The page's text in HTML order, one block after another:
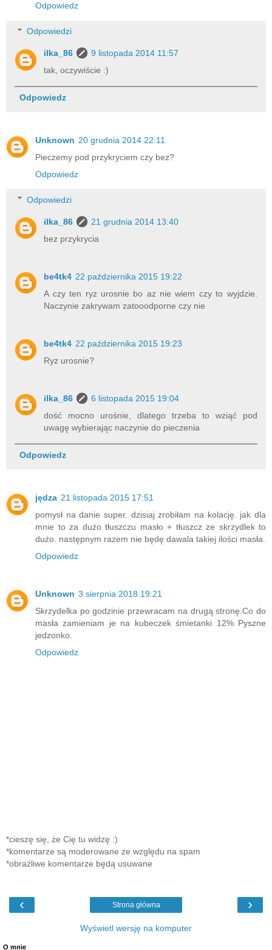
Odpowiedz
Odpowiedzi
ilka_86
9 listopada 2014 11:57
tak, oczywiście :)
Odpowiedz
Unknown 20 grudnia 2014 22:11
Pieczemy pod przykryciem czy bez?
Odpowiedz
Odpowiedzi
ilka_86
21 grudnia 2014 13:40
bez przykrycia
be4tk4 22 października 2015 19:22
A czy ten ryz urosnie bo az nie wiem czy to wyjdzie.
Naczynie zakrywam zatooodporne czy nie
be4tk4 22 października 2015 19:23
Ryz urosnie?
ilka_86
6 listopada 2015 19:04
dość mocno urośnie, dlatego trzeba to wziąć pod
uwagę wybierając naczynie do pieczenia
Odpowiedz
jędza 21 listopada 2015 17:51
pomysł na danie super. dzisiaj zrobiłam na kolację. jak dla
mnie to za dużo tłuszczu masło + tłuszcz ze skrzydlek to
dużo. następnym razem nie będę dawala takiej ilości masła.
Odpowiedz
Unknown 3 sierpnia 2018 19:21
Skrzydelka po godzinie przewracam na drugą stronę.Co do
masła zamieniam je na kubeczek śmietanki 12% Pyszne
jedzonko.
Odpowiedz
*cieszę się, że Cię tu widzę :)
*komentarze są moderowane ze względu na spam
*obraźliwe komentarze będą usuwane
‹ ›
Strona główna
Wyświetl wersję na komputer
O mnie